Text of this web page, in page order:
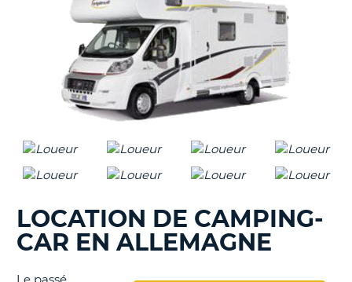
LOCATION DE CAMPING-
CAR EN ALLEMAGNE